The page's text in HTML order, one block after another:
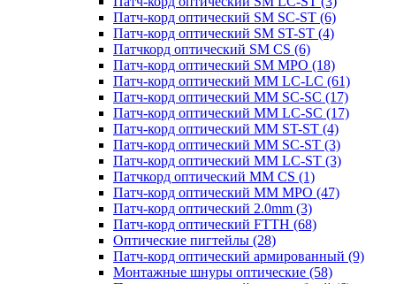
Патч-корд оптический SM SC-ST (6)
Патч-корд оптический SM ST-ST (4)
Патчкорд оптический SM CS (6)
Патч-корд оптический SM MPO (18)
Патч-корд оптический MM LC-LC (61)
Патч-корд оптический MM SC-SC (17)
Патч-корд оптический MM LC-SC (17)
Патч-корд оптический MM ST-ST (4)
Патч-корд оптический MM SC-ST (3)
Патч-корд оптический MM LC-ST (3)
Патчкорд оптический MM CS (1)
Патч-корд оптический MM MPO (47)
Патч-корд оптический 2.0mm (3)
Патч-корд оптический FTTH (68)
Оптические пигтейлы (28)
Патч-корд оптический армированный (9)
Монтажные шнуры оптические (58)